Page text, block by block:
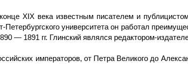
XIX века известным писателем и
университета он работал
— 1891 гг. Глинский являлся редактором-
императоров, от Петра Великого до